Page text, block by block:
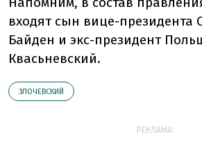
входят сын вице-президента
Байден и экс-президент
Квасьневский.
ЗЛОЧЕВСКИЙ
РЕКЛАМА: